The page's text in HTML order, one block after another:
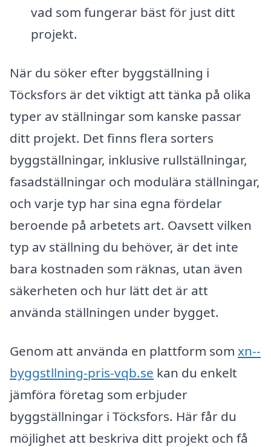
vad som fungerar bäst för just ditt
projekt.
När du söker efter byggställning i
Töcksfors är det viktigt att tänka på olika
typer av ställningar som kanske passar
ditt projekt. Det finns flera sorters
byggställningar, inklusive rullställningar,
fasadställningar och modulära ställningar,
och varje typ har sina egna fördelar
beroende på arbetets art. Oavsett vilken
typ av ställning du behöver, är det inte
bara kostnaden som räknas, utan även
säkerheten och hur lätt det är att
använda ställningen under bygget.
Genom att använda en plattform som xn--
byggstllning-pris-vqb.se kan du enkelt
jämföra företag som erbjuder
byggställningar i Töcksfors. Här får du
möjlighet att beskriva ditt projekt och få